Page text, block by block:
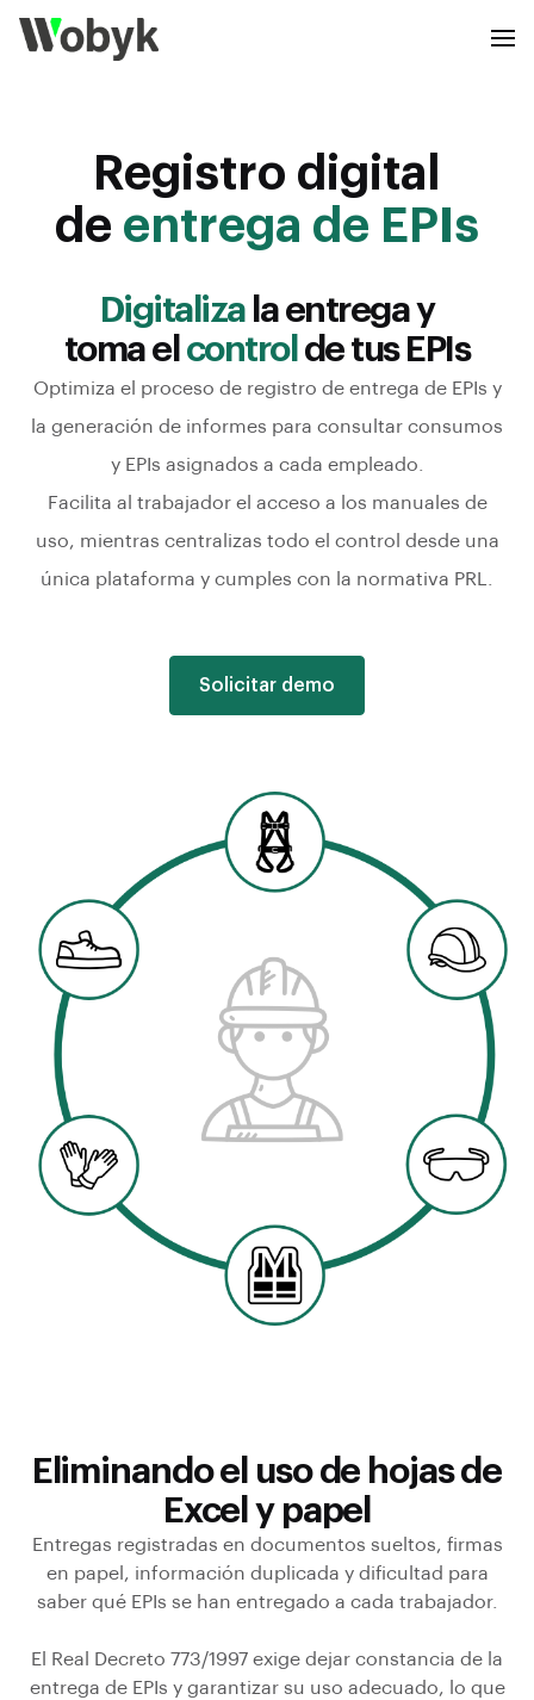
Registro digital
de entrega de EPIs
Digitalizala entrega y
toma el control de tus EPIs
Optimiza el proceso de registro de entrega de EPIs y
la generación de informes para consultar consumos
y EPIs asignados a cada empleado.
Facilita al trabajador el acceso a los manuales de
uso, mientras centralizas todo el control desde una
única plataforma y cumples con la normativa PRL.
Solicitar demo
Eliminando el uso de hojas de
Excel y papel
Entregas registradas en documentos sueltos, firmas
en papel, información duplicada y dificultad para
saber qué EPIs se han entregado a cada trabajador.
El Real Decreto 773/1997 exige dejar constancia de la
entrega de EPIs y garantizar su uso adecuado, lo que